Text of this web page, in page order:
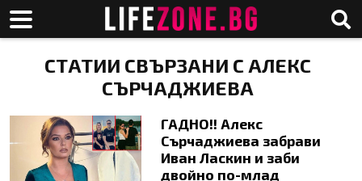
СТАТИИ СВЪРЗАНИ С АЛЕКС
СЪРЧАДЖИЕВА
ГАДНО!! Алекс
Сърчаджиева забрави
Иван Ласкин и заби
двойно по-млад